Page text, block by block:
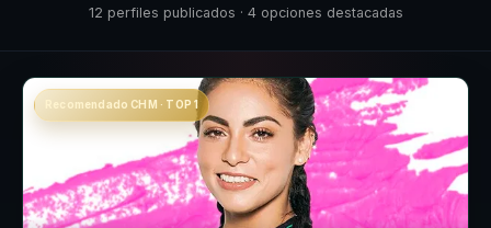
12 perfiles publicados · 4 opciones destacadas
Recomendado CHM · TOP 1